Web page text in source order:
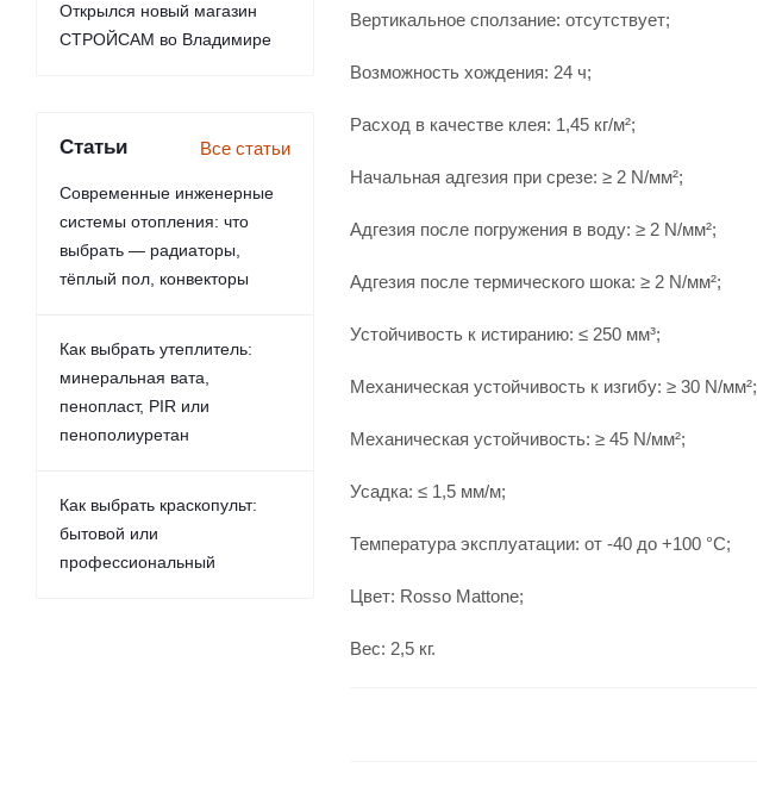
Вертикальное сползание: отсутствует;
Возможность хождения: 24 ч;
Расход в качестве клея: 1,45 кг/м²;
Начальная адгезия при срезе: ≥ 2 N/мм²;
Адгезия после погружения в воду: ≥ 2 N/мм²;
Адгезия после термического шока: ≥ 2 N/мм²;
Устойчивость к истиранию: ≤ 250 мм³;
Механическая устойчивость к изгибу: ≥ 30 N/мм²;
Механическая устойчивость: ≥ 45 N/мм²;
Усадка: ≤ 1,5 мм/м;
Температура эксплуатации: от -40 до +100 °С;
Цвет: Rosso Mattone;
Вес: 2,5 кг.
Открылся новый магазин
СТРОЙСАМ во Владимире
Статьи Все статьи
Современные инженерные
системы отопления: что
выбрать — радиаторы,
тёплый пол, конвекторы
Как выбрать утеплитель:
минеральная вата,
пенопласт, PIR или
пенополиуретан
Как выбрать краскопульт:
бытовой или
профессиональный